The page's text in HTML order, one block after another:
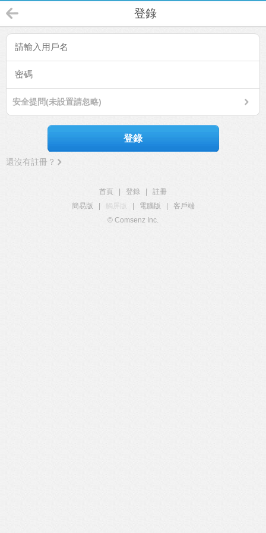
登錄
安全提問(未設置請忽略)
登錄
還沒有註冊？
首頁 登錄
註冊
簡易版
觸屏版 電腦版
客戶端
© Comsenz Inc.